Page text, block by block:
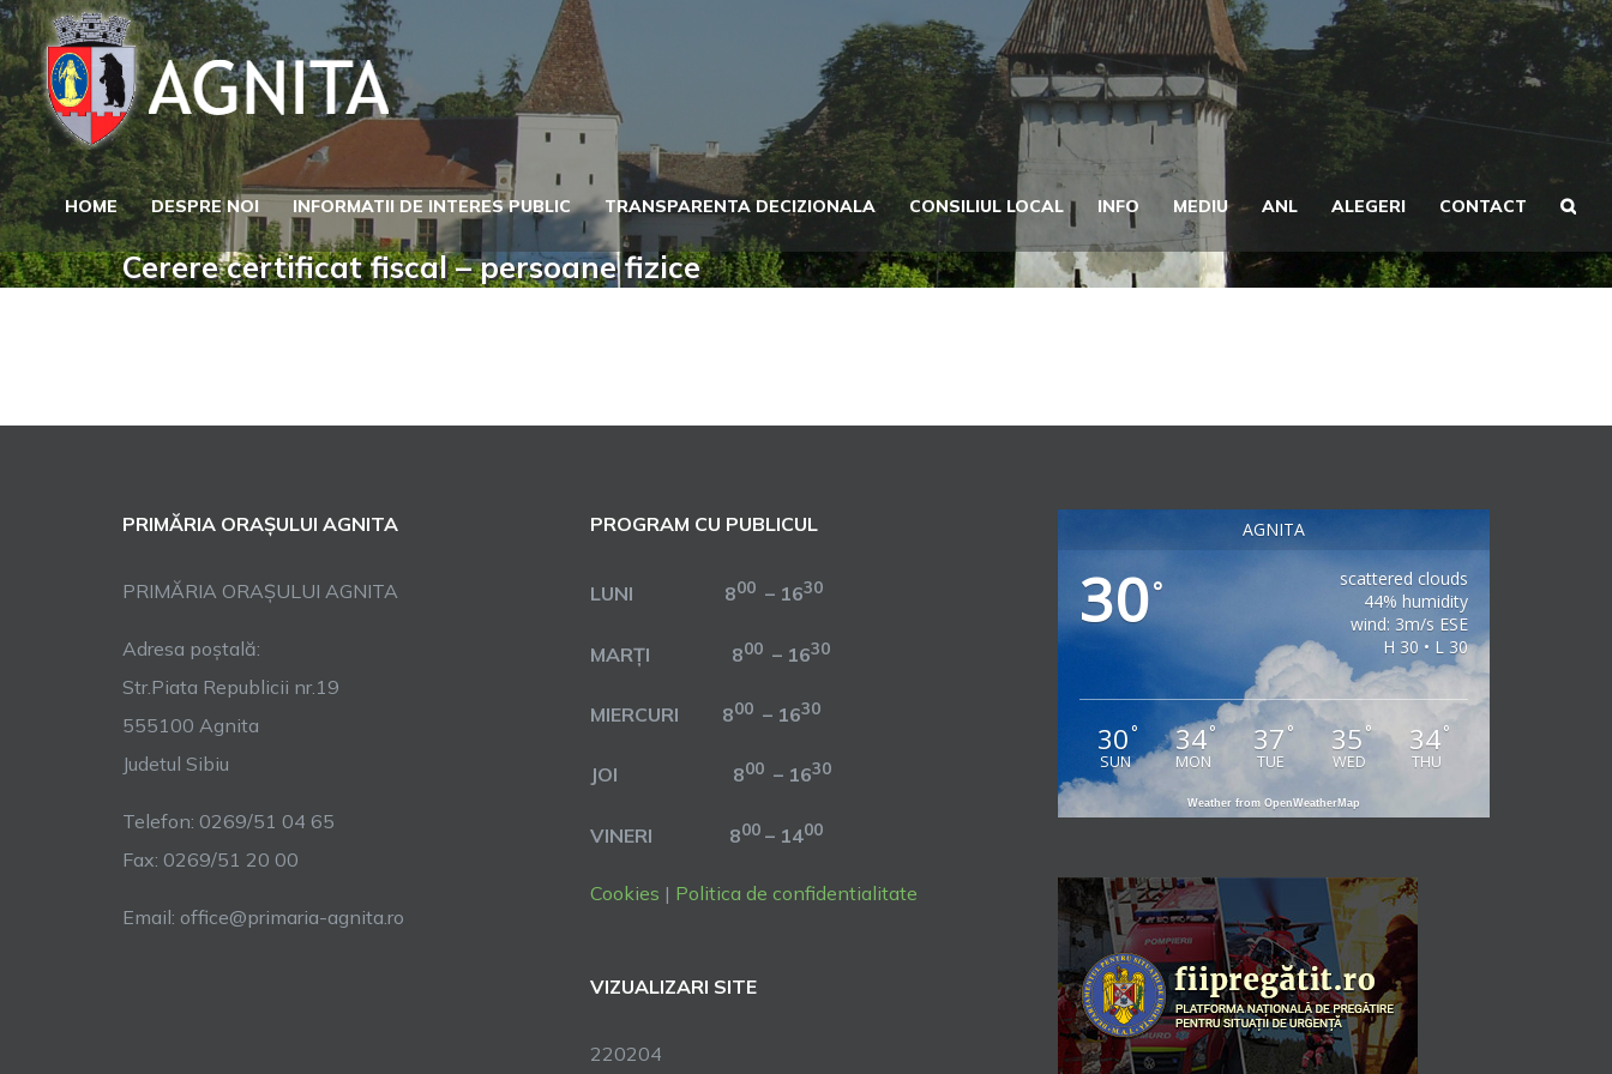
Skip
to
content
HOME DESPRE NOI INFORMATII DE INTERES PUBLIC TRANSPARENTA DECIZIONALA CONSILIUL LOCAL INFO MEDIU ANL ALEGERI CONTACT
Cerere certificat fiscal – persoane fizice
PRIMĂRIA ORAȘULUI AGNITA
PRIMĂRIA ORAȘULUI AGNITA
Adresa poștală:
Str.Piata Republicii nr.19
555100 Agnita
Judetul Sibiu
Telefon: 0269/51 04 65
Fax: 0269/51 20 00
Email: office@primaria-agnita.ro
PROGRAM CU PUBLICUL
LUNI 800 – 1630
MARȚI 800 – 1630
MIERCURI 800 – 1630
JOI 800 – 1630
VINERI 800 – 1400
Cookies | Politica de confidentialitate
VIZUALIZARI SITE
220204
AGNITA
30°
scattered clouds
44% humidity
wind: 3m/s ESE
H 30 • L 30
30°
SUN
34°
MON
37°
TUE
35°
WED
34°
THU
Weather from OpenWeatherMap